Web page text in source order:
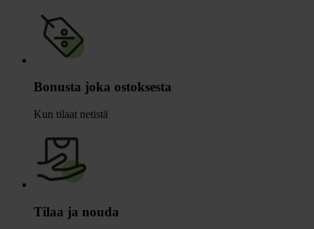
Bonusta joka ostoksesta
Kun tilaat netistä
Tilaa ja nouda